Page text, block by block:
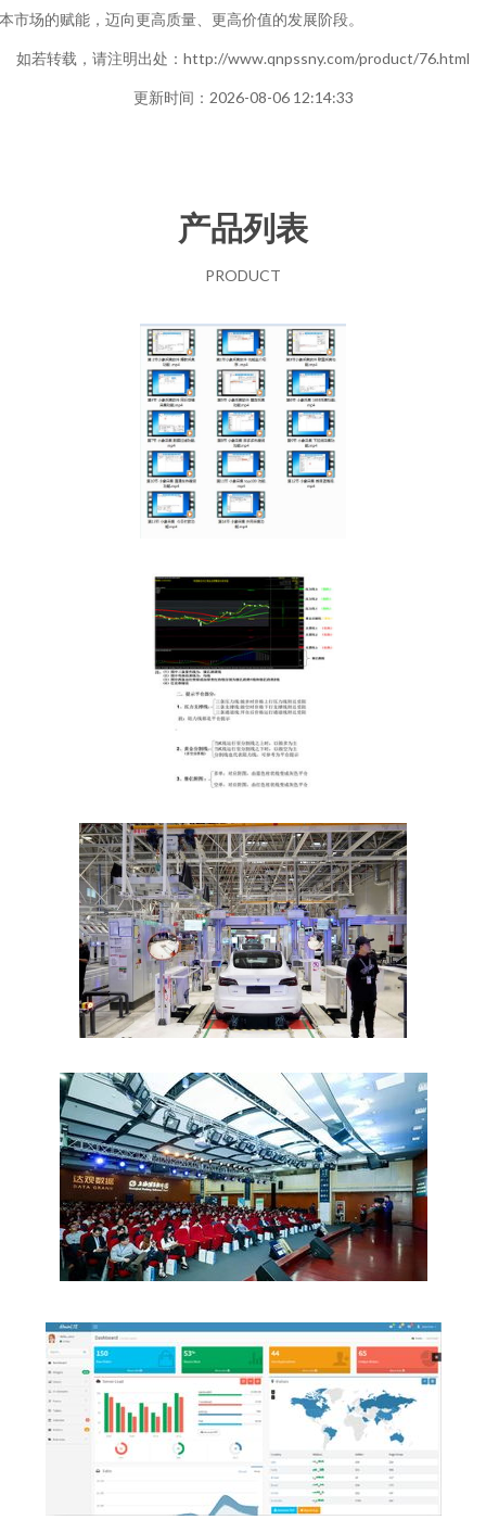
市场的赋能，迈向更高质量、更高价值的发展阶段。
如若转载，请注明出处：http://www.qnpssny.com/product/76.html
更新时间：2026-08-06 12:14:33
产品列表
PRODUCT